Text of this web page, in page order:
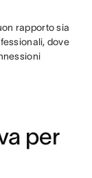
rapporto sia
dove
per